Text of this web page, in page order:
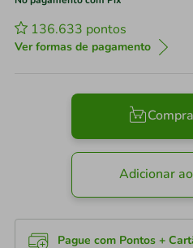
136.633 pontos
Ver formas de pagamento
Adicionar
Pague com Pontos +